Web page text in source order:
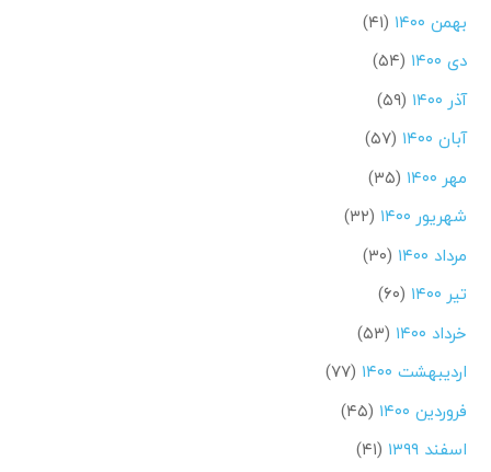
بهمن ۱۴۰۰
(۴۱)
دی ۱۴۰۰
(۵۴)
آذر ۱۴۰۰
(۵۹)
آبان ۱۴۰۰
(۵۷)
مهر ۱۴۰۰
(۳۵)
شهریور ۱۴۰۰
(۳۲)
مرداد ۱۴۰۰
(۳۰)
تیر ۱۴۰۰
(۶۰)
خرداد ۱۴۰۰
(۵۳)
اردیبهشت ۱۴۰۰
(۷۷)
فروردین ۱۴۰۰
(۴۵)
اسفند ۱۳۹۹
(۴۱)